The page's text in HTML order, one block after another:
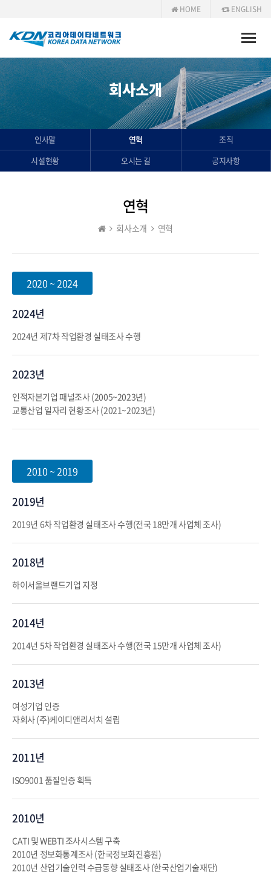
HOME ENGLISH
Toggle
회사소개
인사말 연혁
조직
시설현황
오시는 길 공지사항
연혁
회사소개 연혁
2020 ~ 2024
2024년
2024년 제7차 작업환경 실태조사 수행
2023년
인적자본기업 패널조사 (2005~2023년)
교통산업 일자리 현황조사 (2021~2023년)
2010 ~ 2019
2019년
2019년 6차 작업환경 실태조사 수행(전국 18만개 사업체 조사)
2018년
하이서울브랜드기업 지정
2014년
2014년 5차 작업환경 실태조사 수행(전국 15만개 사업체 조사)
2013년
여성기업 인증
자회사 (주)케이디앤리서치 설립
2011년
ISO9001 품질인증 획득
2010년
CATI 및 WEBTI 조사시스템 구축
2010년 정보화통계조사 (한국정보화진흥원)
2010년 산업기술인력 수급동향 실태조사 (한국산업기술재단)